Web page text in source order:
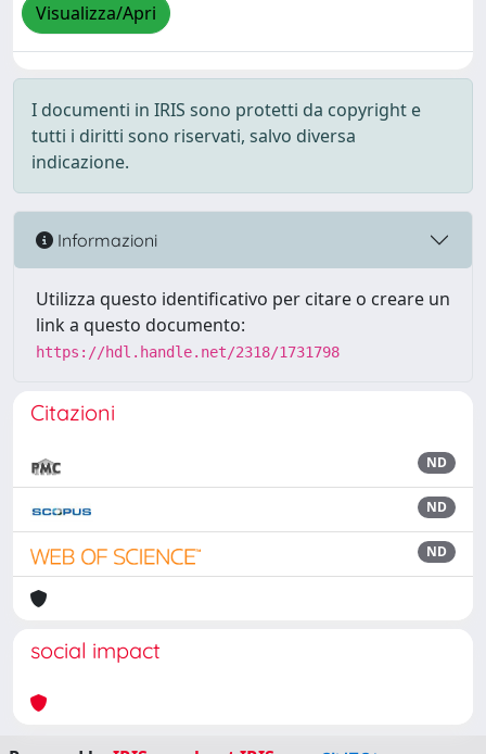
Visualizza/Apri
I documenti in IRIS sono protetti da copyright e
tutti i diritti sono riservati, salvo diversa
indicazione.
Informazioni
Utilizza questo identificativo per citare o creare un
link a questo documento:
https://hdl.handle.net/2318/1731798
Citazioni
ND
ND
ND
social impact